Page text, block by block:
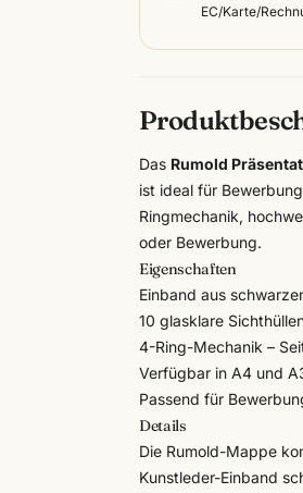
EC/Karte/
Das Rumold
ist ideal für
Ringmechanik,
oder Bewerbung.
Eigenschaften
Einband aus
10 glasklare
4-Ring-Mechanik –
Verfügbar in A4 und
Passend für
Details
Die Rumold-Mappe
Kunstleder-Einband